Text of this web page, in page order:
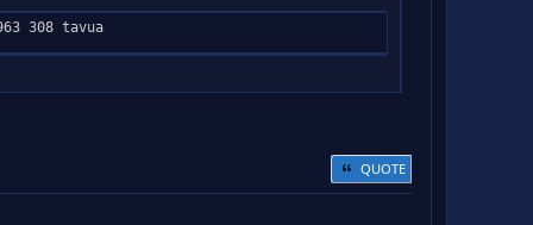
308 tavua
QUOTE